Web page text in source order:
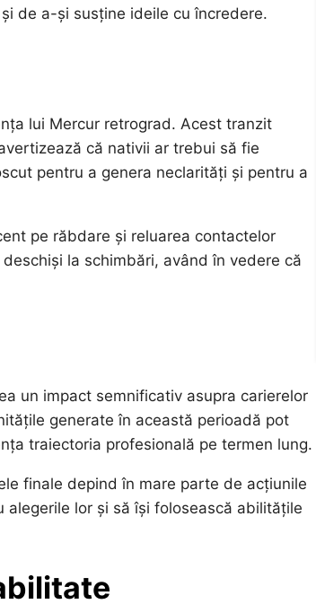
de a-și susține ideile cu încredere.
lui Mercur retrograd. Acest tranzit
că nativii ar trebui să fie
pentru a genera neclarități și pentru a
pe răbdare și reluarea contactelor
la schimbări, având în vedere că
un impact semnificativ asupra carierelor
generate în această perioadă pot
traiectoria profesională pe termen lung.
finale depind în mare parte de acțiunile
lor și să își folosească abilitățile